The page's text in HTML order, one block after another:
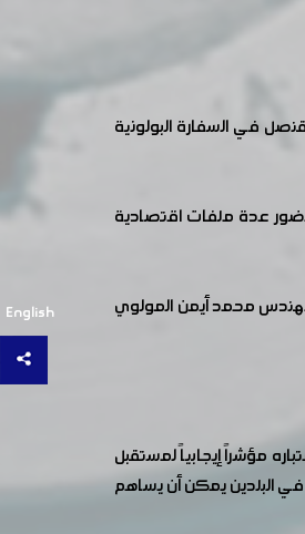
English
في السفارة البولونية
عدة ملفات اقتصادية
محمد أيمن المولوي
مؤشراً إيجابياً لمستقبل
في البلدين يمكن أن يساهم